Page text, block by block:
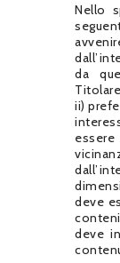
Nello
da
ii)
deve
deve